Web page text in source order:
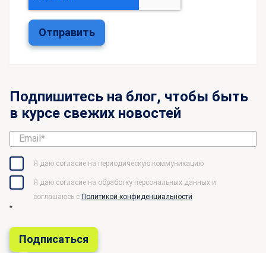
Подпишитесь на блог, чтобы быть
в курсе свежих новостей
Я даю согласие на периодическую коммуникацию
Я даю согласие на обработку персональных данных и
соглашаюсь c Политикой конфиденциальности
*